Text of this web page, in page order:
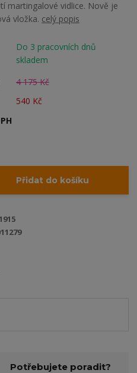
martingalové vidlice. Nově je
vložka. celý popis
Do 3 pracovních dnů
skladem
4 175 Kč
540 Kč
Přidat do košíku
Potřebujete poradit?